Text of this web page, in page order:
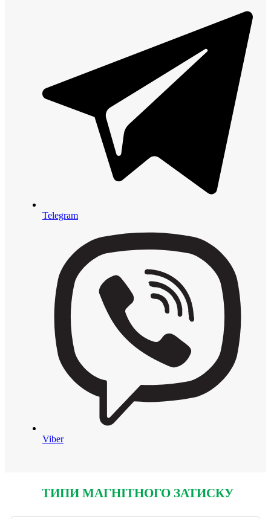
Telegram
Viber
ТИПИ МАГНІТНОГО ЗАТИСКУ